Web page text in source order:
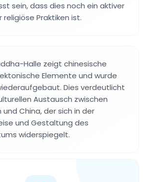
sein, dass dies noch ein aktiver
religiöse Praktiken ist.
Halle zeigt chinesische
Elemente und wurde
Dies verdeutlicht
Austausch zwischen
und China, der sich in der
und Gestaltung des
widerspiegelt.